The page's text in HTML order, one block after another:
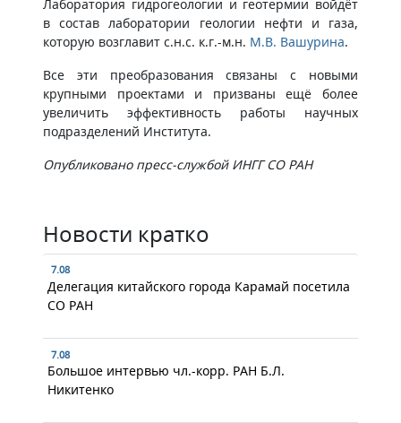
Лаборатория гидрогеологии и геотермии войдёт
в состав лаборатории геологии нефти и газа,
которую возглавит с.н.с. к.г.-м.н. М.В. Вашурина.
Все эти преобразования связаны с новыми
крупными проектами и призваны ещё более
увеличить эффективность работы научных
подразделений Института.
Опубликовано пресс-службой ИНГГ СО РАН
Новости кратко
7.08
Делегация китайского города Карамай посетила
СО РАН
7.08
Большое интервью чл.-корр. РАН Б.Л.
Никитенко